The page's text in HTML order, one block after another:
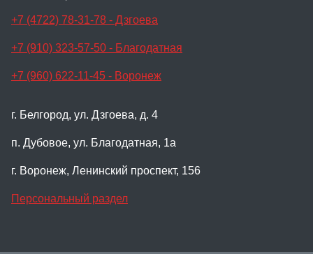
+7 (4722) 78-31-78 - Дзгоева
+7 (910) 323-57-50 - Благодатная
+7 (960) 622-11-45 - Воронеж
г. Белгород, ул. Дзгоева, д. 4
п. Дубовое, ул. Благодатная, 1а
г. Воронеж, Ленинский проспект, 156
Персональный раздел